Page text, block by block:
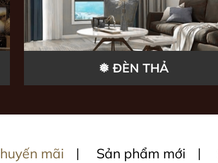
❅ ĐÈN THẢ
mãi Sản phẩm mới